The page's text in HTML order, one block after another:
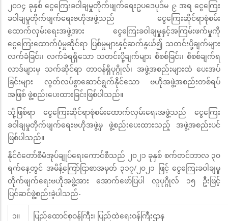
၂၀၁၄ ခုနှစ် ငွေကြေး‌ခဝါချမှုတိုက်ဖျက်ရေးဥ‌ပဒေပုဒ်မ ၉ အရ ငွေကြေး
ခဝါချမှုတိုက်ဖျက်ရေးဗဟိုအဖွဲ့သည် ငွေကြေးဆိုင်ရာစုံစမ်း
ထောက်လှမ်းရေးအဖွဲ့အား ငွေကြေးခဝါချမှုနှင့်အကြမ်းဖက်မှုကို
ငွေကြေးထောက်ပံ့မှုဆိုင်ရာ ပြစ်မှုများနှင့်ဆက်နွယ်၍ သတင်းပို့ချက်များ
လက်ခံခြင်း၊ လက်ခံရရှိသော သတင်းပို့ချက်များ စိစစ်ခြင်း၊ စိစစ်ချက်ရ
လာဒ်များမှ သက်ဆိုင်ရာ တာဝန်ရှိပုဂ္ဂိုလ်၊ အဖွဲ့အစည်းများထံ ပေးအပ်
ခြင်းများ လွတ်လပ်စွာဆောင်ရွက်နိုင်သော ဗဟိုအဖွဲ့အစည်းတစ်ရပ်
အဖြစ် ဖွဲ့စည်းပေးထားခြင်းဖြစ်ပါသည်။
သို့ဖြစ်ရာ ငွေကြေးဆိုင်ရာစုံစမ်းထောက်လှမ်းရေးအဖွဲ့သည် ငွေကြေး
ခဝါချမှုတိုက်ဖျက်ရေးဗဟိုအဖွဲ့မှ ဖွဲ့စည်းပေးထားသည့် အဖွဲ့အစည်းပင်
ဖြစ်ပါသည်။
နိုင်ငံတော်စီမံအုပ်ချုပ်ရေးကောင်စီသည် ၂၀၂၁ ခုနှစ် စက်တင်ဘာလ ၃၀
ရက်နေ့တွင် အမိန့်ကြော်ငြာစာအမှတ် ၃၁၇/၂၀၂၁ ဖြင့် ငွေကြေးခဝါချမှု
တိုက်ဖျက်ရေးဗဟိုအဖွဲ့အား အောက်ဖော်ပြပါ လူပုဂ္ဂိုလ် ၁၅ ဦးဖြင့်
ပြင်ဆင်ဖွဲ့စည်းခဲ့ပါသည်-
၁။ ပြည်ထောင်စုဝန်ကြီး၊ ပြည်ထဲရေးဝန်ကြီးဌာန